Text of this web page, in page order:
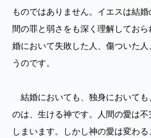
ものではありません。イエスは結
間の罪と弱さをも深く理解してお
婚において失敗した人、傷ついた
うのです。
結婚においても、独身においても
のは、生ける神です。人間の愛は
しまいます。しかし神の愛は変わ